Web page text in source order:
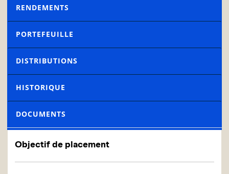
RENDEMENTS
PORTEFEUILLE
DISTRIBUTIONS
HISTORIQUE
DOCUMENTS
Objectif de placement